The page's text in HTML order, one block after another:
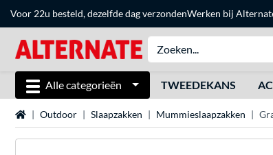
Voor 22u besteld, dezelfde dag verzondenWerken bij
Alle categorieën TWEEDEKANS
HomeOutdoor Slaapzakken Mummieslaapzakken